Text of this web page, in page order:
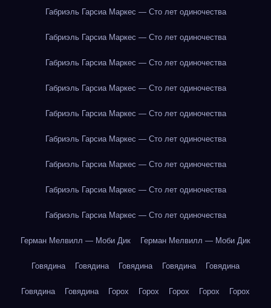
Габриэль Гарсиа Маркес — Сто лет одиночества
Габриэль Гарсиа Маркес — Сто лет одиночества
Габриэль Гарсиа Маркес — Сто лет одиночества
Габриэль Гарсиа Маркес — Сто лет одиночества
Габриэль Гарсиа Маркес — Сто лет одиночества
Габриэль Гарсиа Маркес — Сто лет одиночества
Габриэль Гарсиа Маркес — Сто лет одиночества
Габриэль Гарсиа Маркес — Сто лет одиночества
Габриэль Гарсиа Маркес — Сто лет одиночества
Герман Мелвилл — Моби Дик Герман Мелвилл — Моби Дик
Говядина Говядина Говядина Говядина Говядина
Говядина Говядина Горох Горох Горох Горох Горох